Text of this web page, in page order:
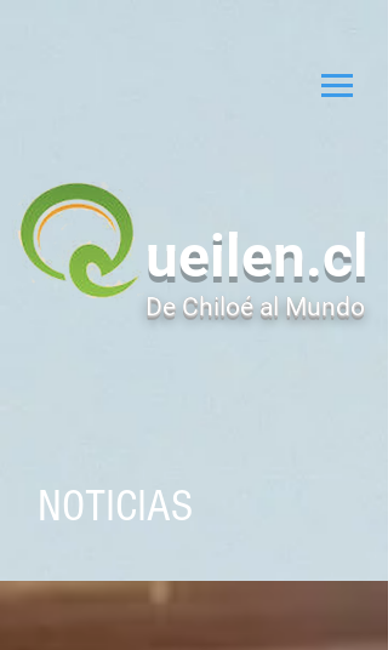
ueilen.cl
De Chiloé al Mundo
NOTICIAS